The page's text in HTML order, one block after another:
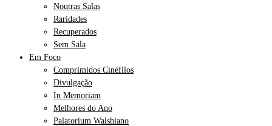
Noutras Salas
Raridades
Recuperados
Sem Sala
Em Foco
Comprimidos Cinéfilos
Divulgação
In Memoriam
Melhores do Ano
Palatorium Walshiano